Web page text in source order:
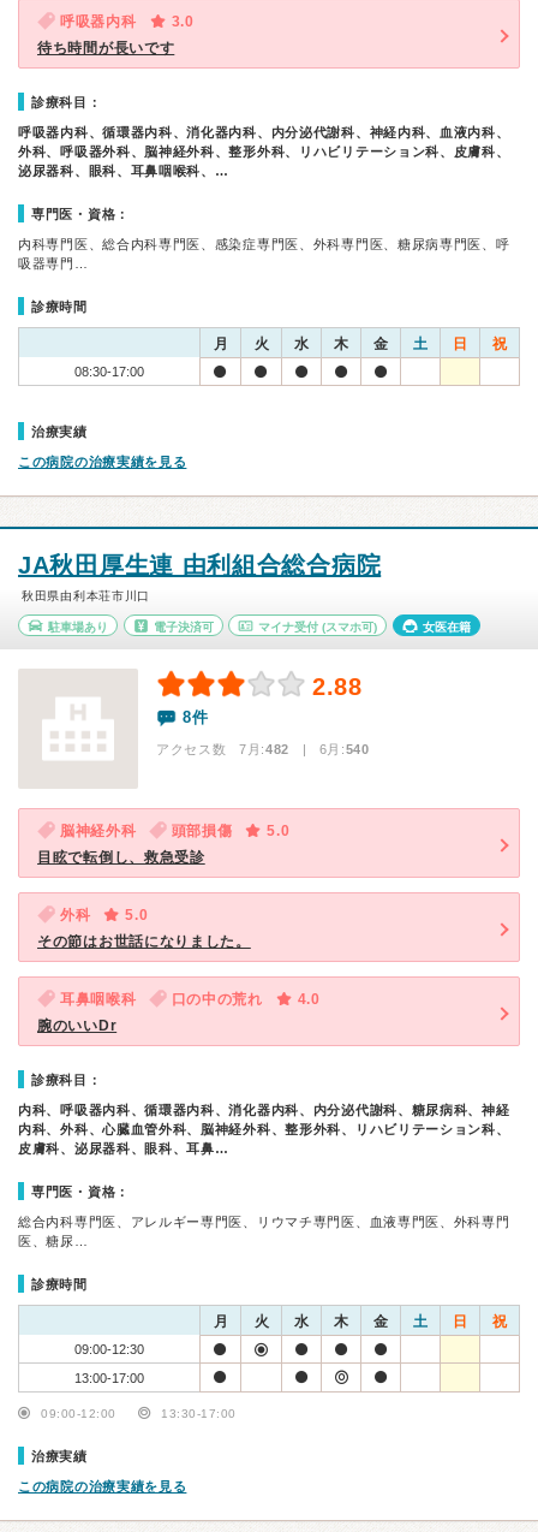
呼吸器内科
3.0
待ち時間が長いです
診療科目：
呼吸器内科、循環器内科、消化器内科、内分泌代謝科、神経内科、血液内科、
外科、呼吸器外科、脳神経外科、整形外科、リハビリテーション科、皮膚科、
泌尿器科、眼科、耳鼻咽喉科、…
専門医・資格：
内科専門医、総合内科専門医、感染症専門医、外科専門医、糖尿病専門医、呼
吸器専門…
診療時間
月 火 水 木 金 土 日 祝
08:30-17:00
治療実績
この病院の治療実績を見る
JA秋田厚生連 由利組合総合病院
秋田県由利本荘市川口
駐車場あり 電子決済可 マイナ受付 (スマホ可) 女医在籍
2.88
8件
アクセス数 7月:482 | 6月:540
脳神経外科 頭部損傷
5.0
目眩で転倒し、救急受診
外科
5.0
その節はお世話になりました。
耳鼻咽喉科 口の中の荒れ
4.0
腕のいいDr
診療科目：
内科、呼吸器内科、循環器内科、消化器内科、内分泌代謝科、糖尿病科、神経
内科、外科、心臓血管外科、脳神経外科、整形外科、リハビリテーション科、
皮膚科、泌尿器科、眼科、耳鼻…
専門医・資格：
総合内科専門医、アレルギー専門医、リウマチ専門医、血液専門医、外科専門
医、糖尿…
診療時間
月 火 水 木 金 土 日 祝
09:00-12:30
13:00-17:00
09:00-12:00 13:30-17:00
治療実績
この病院の治療実績を見る